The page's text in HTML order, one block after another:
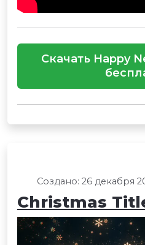
Скачать Happy
Создано: 26 декабря
Christmas